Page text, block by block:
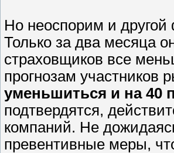
Но неоспорим и
Только за два месяца
страховщиков все
прогнозам участников
уменьшиться и на 40
подтвердятся,
компаний. Не
превентивные меры,